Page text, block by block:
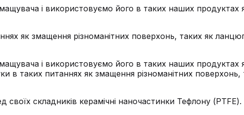
і використовуємо його в таких наших продуктах
як змащення різноманітних поверхонь, таких як
і використовуємо його в таких наших продуктах
в таких питаннях як змащення різноманітних
складників керамічні наночастинки Тефлону (PTFE).